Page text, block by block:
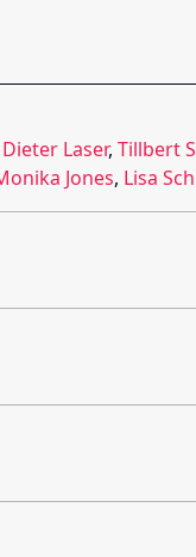
Dieter Laser, Tillbert
Jones, Lisa